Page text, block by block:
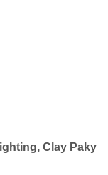
Clay Paky